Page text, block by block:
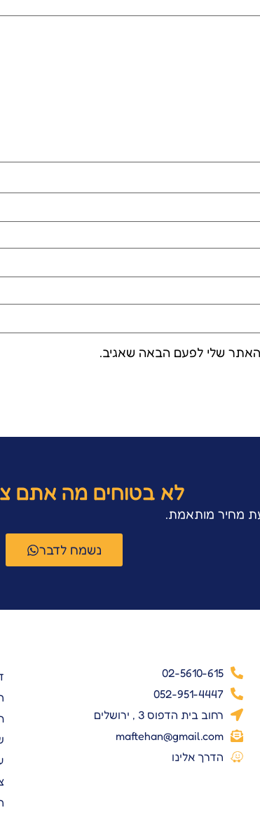
שלי לפעם הבאה שאגיב.
לא בטוחים מה אתם
מחיר מותאמת.
נשמח לדבר
02-5610-615
052-951-4447
רחוב בית הדפוס 3 , ירושלים
maftehan@gmail.com
הדרך אלינו